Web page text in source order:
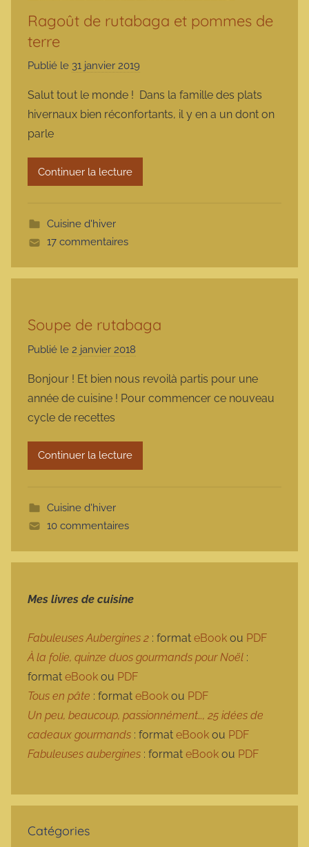
Ragoût de rutabaga et pommes de
terre
Publié le 31 janvier 2019
r
m
r
Salut tout le monde ! Dans la famille des plats
hivernaux bien réconfortants, il y en a un dont on
parle
Continuer la lecture
Cuisine d'hiver
17 commentaires
Soupe de rutabaga
Publié le 2 janvier 2018
r
m
r
Bonjour ! Et bien nous revoilà partis pour une
année de cuisine ! Pour commencer ce nouveau
cycle de recettes
Continuer la lecture
Cuisine d'hiver
10 commentaires
Mes livres de cuisine
Fabuleuses Aubergines 2 : format eBook ou PDF
À la folie, quinze duos gourmands pour Noël :
format eBook ou PDF
Tous en pâte : format eBook ou PDF
Un peu, beaucoup, passionnément…, 25 idées de
cadeaux gourmands : format eBook ou PDF
Fabuleuses aubergines : format eBook ou PDF
Catégories